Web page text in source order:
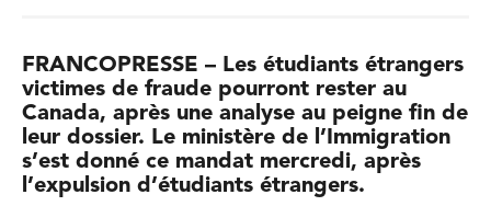
FRANCOPRESSE – Les étudiants étrangers
victimes de fraude pourront rester au
Canada, après une analyse au peigne fin de
leur dossier. Le ministère de l’Immigration
s’est donné ce mandat mercredi, après
l’expulsion d’étudiants étrangers.